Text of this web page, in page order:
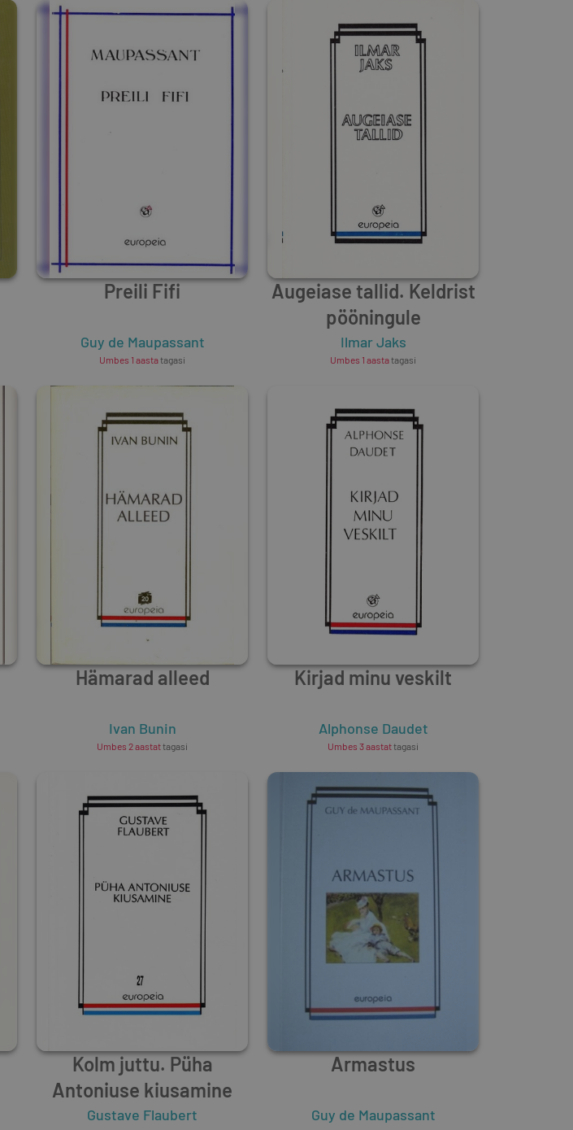
Preili Fifi
Guy de Maupassant
Umbes 1 aastatagasi
Augeiase tallid. Keldrist
pööningule
Ilmar Jaks
Umbes 1 aastatagasi
Hämarad alleed
Ivan Bunin
Umbes 2 aastattagasi
Kirjad minu veskilt
Alphonse Daudet
Umbes 3 aastattagasi
Kolm juttu. Püha
Antoniuse kiusamine
Gustave Flaubert
Armastus
Guy de Maupassant